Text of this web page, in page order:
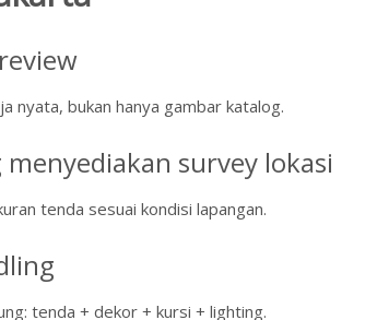
nyata, bukan hanya gambar katalog.
survey lokasi
tenda sesuai kondisi lapangan.
tenda + dekor + kursi + lighting.